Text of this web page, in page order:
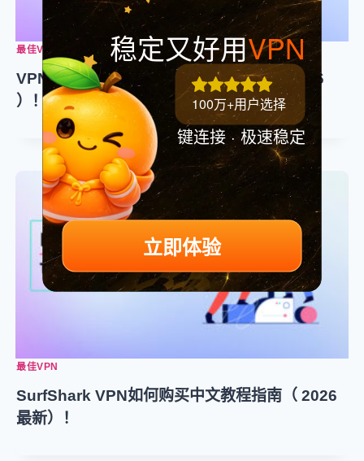
最佳VPN
VPNCity VPN如何购买中文教程指南（ 2026
）！
最佳VPN
SurfShark VPN如何购买中文教程指南（ 2026
最新）！
稳定又好用VPN
100万+用户选择
键连接 · 极速稳定
立即体验